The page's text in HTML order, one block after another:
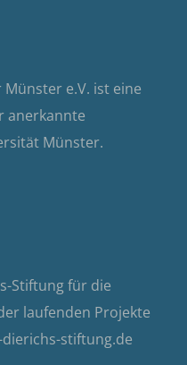
e.V. ist eine
anerkannte
Münster.
Stiftung für die
laufenden Projekte
stiftung.de